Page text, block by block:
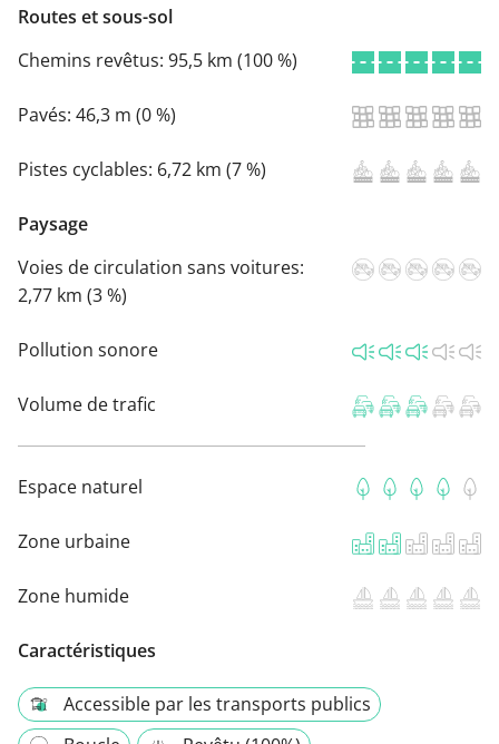
Routes et sous-sol
Chemins revêtus: 95,5 km (100 %)
Pavés: 46,3 m (0 %)
Pistes cyclables: 6,72 km (7 %)
Paysage
Voies de circulation sans voitures:
2,77 km (3 %)
Pollution sonore
Volume de trafic
Espace naturel
Zone urbaine
Zone humide
Caractéristiques
Accessible par les transports publics